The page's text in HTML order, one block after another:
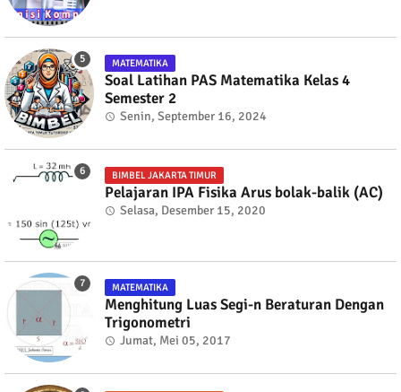
MATEMATIKA
Soal Latihan PAS Matematika Kelas 4
Semester 2
Senin, September 16, 2024
BIMBEL JAKARTA TIMUR
Pelajaran IPA Fisika Arus bolak-balik (AC)
Selasa, Desember 15, 2020
MATEMATIKA
Menghitung Luas Segi-n Beraturan Dengan
Trigonometri
Jumat, Mei 05, 2017